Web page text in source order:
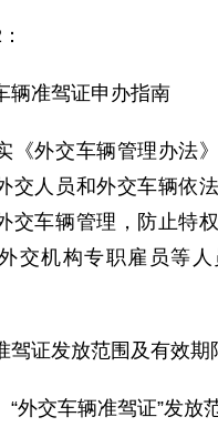
准驾证申办指南
外交车辆管理办法》
交人员和外交车辆依
交车辆管理，防止特
交机构专职雇员等人
证发放范围及有效期
交车辆准驾证”发放